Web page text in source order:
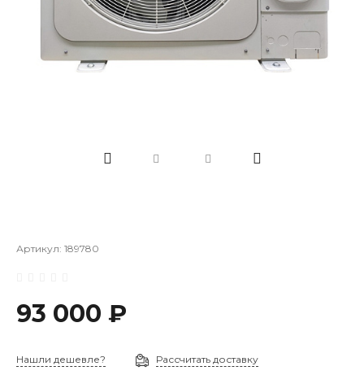
Артикул: 189780
93 000 ₽
Нашли дешевле? Рассчитать доставку